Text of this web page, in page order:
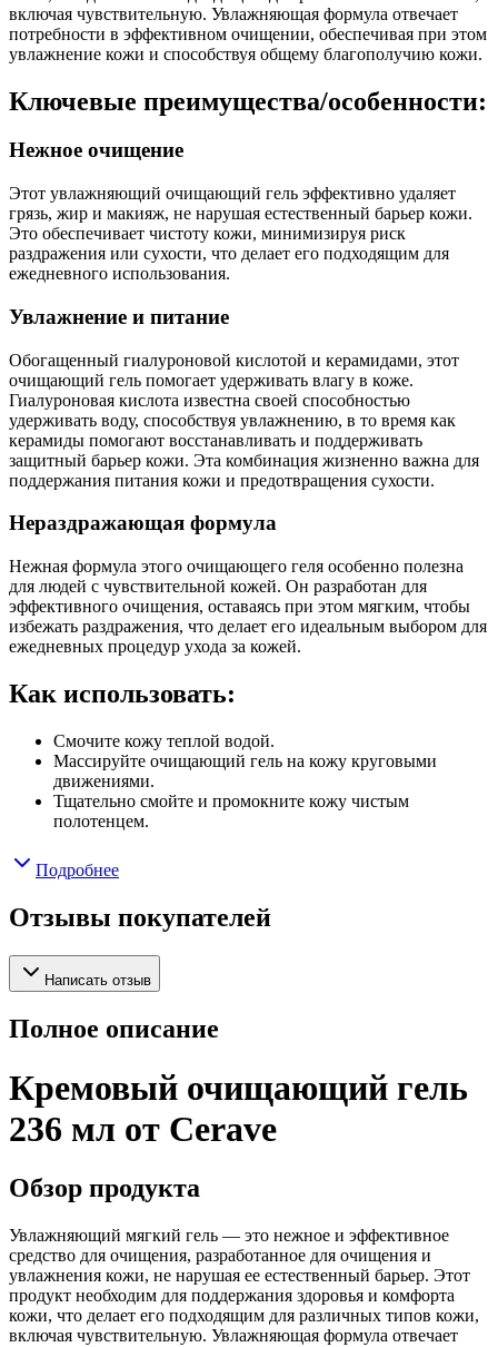
включая чувствительную. Увлажняющая формула отвечает
потребности в эффективном очищении, обеспечивая при этом
увлажнение кожи и способствуя общему благополучию кожи.
Ключевые преимущества/особенности:
Нежное очищение
Этот увлажняющий очищающий гель эффективно удаляет
грязь, жир и макияж, не нарушая естественный барьер кожи.
Это обеспечивает чистоту кожи, минимизируя риск
раздражения или сухости, что делает его подходящим для
ежедневного использования.
Увлажнение и питание
Обогащенный гиалуроновой кислотой и керамидами, этот
очищающий гель помогает удерживать влагу в коже.
Гиалуроновая кислота известна своей способностью
удерживать воду, способствуя увлажнению, в то время как
керамиды помогают восстанавливать и поддерживать
защитный барьер кожи. Эта комбинация жизненно важна для
поддержания питания кожи и предотвращения сухости.
Нераздражающая формула
Нежная формула этого очищающего геля особенно полезна
для людей с чувствительной кожей. Он разработан для
эффективного очищения, оставаясь при этом мягким, чтобы
избежать раздражения, что делает его идеальным выбором для
ежедневных процедур ухода за кожей.
Как использовать:
Смочите кожу теплой водой.
Массируйте очищающий гель на кожу круговыми
движениями.
Тщательно смойте и промокните кожу чистым
полотенцем.
Подробнее
Отзывы покупателей
Написать отзыв
Полное описание
Кремовый очищающий гель
236 мл от Cerave
Обзор продукта
Увлажняющий мягкий гель — это нежное и эффективное
средство для очищения, разработанное для очищения и
увлажнения кожи, не нарушая ее естественный барьер. Этот
продукт необходим для поддержания здоровья и комфорта
кожи, что делает его подходящим для различных типов кожи,
включая чувствительную. Увлажняющая формула отвечает